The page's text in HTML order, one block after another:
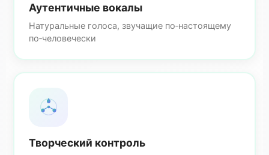
Аутентичные вокалы
Натуральные голоса, звучащие по‑настоящему
по‑человечески
Творческий контроль